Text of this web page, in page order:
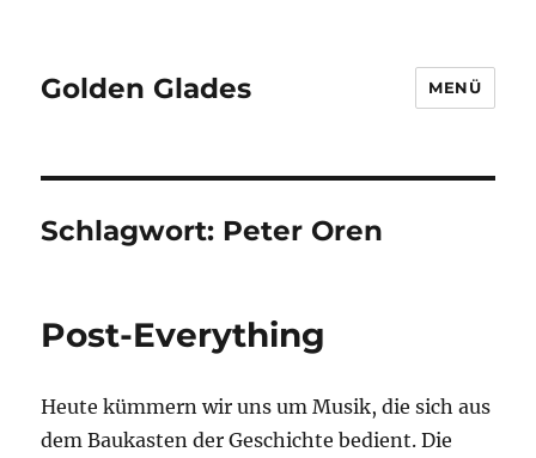
Golden Glades MENÜ
Schlagwort: Peter Oren
Post-Everything
Heute kümmern wir uns um Musik, die sich aus
dem Baukasten der Geschichte bedient. Die